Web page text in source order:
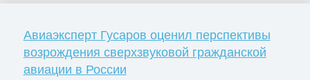
Авиаэксперт Гусаров оценил перспективы
возрождения сверхзвуковой гражданской
авиации в России